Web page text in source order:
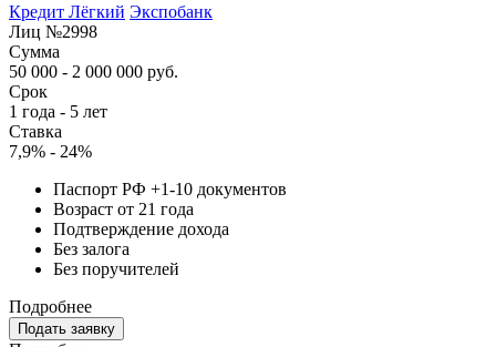
Кредит Лёгкий Экспобанк
Лиц №2998
Сумма
50 000 - 2 000 000 руб.
Срок
1 года - 5 лет
Ставка
7,9% - 24%
Паспорт РФ +1-10 документов
Возраст от 21 года
Подтверждение дохода
Без залога
Без поручителей
Подробнее
Подать заявку